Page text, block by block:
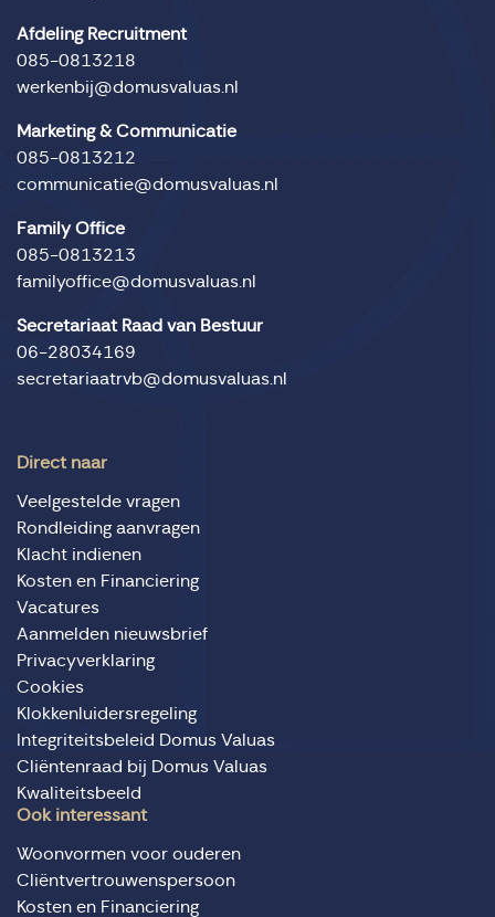
Afdeling Recruitment
085-0813218
werkenbij@domusvaluas.nl
Marketing & Communicatie
085-0813212
communicatie@domusvaluas.nl
Family Office
085-0813213
familyoffice@domusvaluas.nl
Secretariaat Raad van Bestuur
06-28034169
secretariaatrvb@domusvaluas.nl
Direct naar
Veelgestelde vragen
Rondleiding aanvragen
Klacht indienen
Kosten en Financiering
Vacatures
Aanmelden nieuwsbrief
Privacyverklaring
Cookies
Klokkenluidersregeling
Integriteitsbeleid Domus Valuas
Cliëntenraad bij Domus Valuas
Kwaliteitsbeeld
Ook interessant
Woonvormen voor ouderen
Cliëntvertrouwenspersoon
Kosten en Financiering